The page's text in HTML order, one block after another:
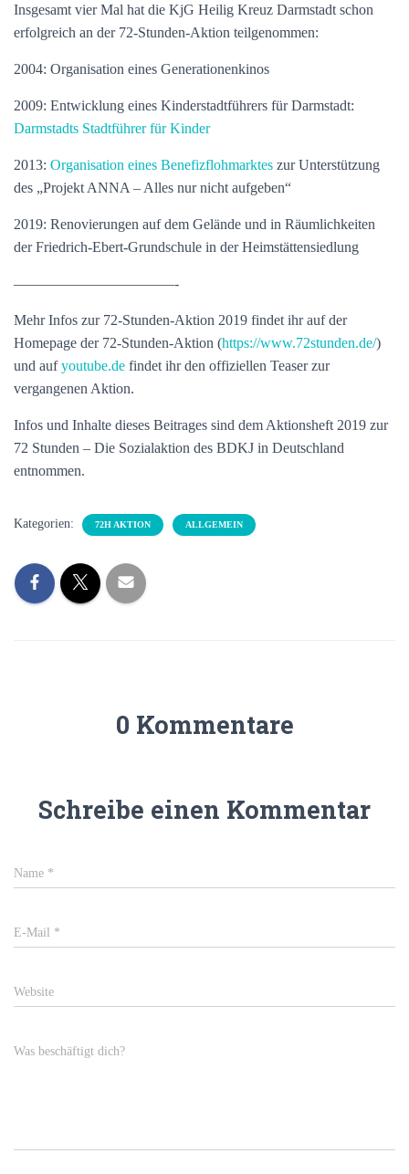
Insgesamt vier Mal hat die KjG Heilig Kreuz Darmstadt schon
erfolgreich an der 72-Stunden-Aktion teilgenommen:
2004: Organisation eines Generationenkinos
2009: Entwicklung eines Kinderstadtführers für Darmstadt:
Darmstadts Stadtführer für Kinder
2013: Organisation eines Benefizflohmarktes zur Unterstützung
des „Projekt ANNA – Alles nur nicht aufgeben“
2019: Renovierungen auf dem Gelände und in Räumlichkeiten
der Friedrich-Ebert-Grundschule in der Heimstättensiedlung
———————————-
Mehr Infos zur 72-Stunden-Aktion 2019 findet ihr auf der
Homepage der 72-Stunden-Aktion (https://www.72stunden.de/)
und aufyoutube.de findet ihr den offiziellen Teaser zur
vergangenen Aktion.
Infos und Inhalte dieses Beitrages sind dem Aktionsheft 2019 zur
72 Stunden – Die Sozialaktion des BDKJ in Deutschland
entnommen.
Kategorien: 72H AKTION ALLGEMEIN
0 Kommentare
Schreibe einen Kommentar
Name *
E-Mail *
Website
Was beschäftigt dich?